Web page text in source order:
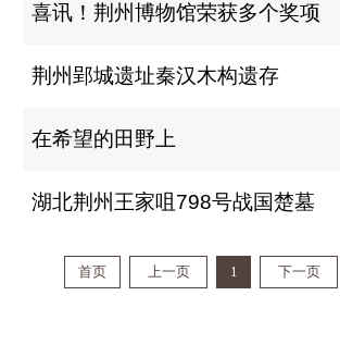
喜讯！荆州博物馆荣获多个奖项
荆州郢城遗址秦汉木构遗存
在希望的田野上
湖北荆州王家咀798号战国楚墓
首页 上一页 1 下一页